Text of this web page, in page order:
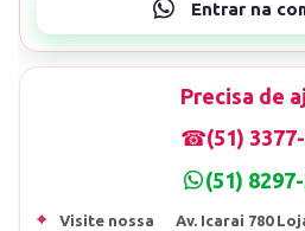
Precisa de
☎(51)
(51)
⌖
Visite nossa
Av. Icarai 780